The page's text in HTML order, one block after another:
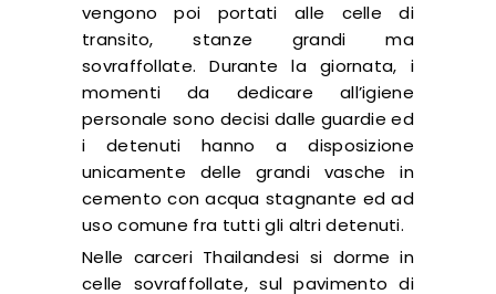
vengono poi portati alle celle di
transito, stanze grandi ma
sovraffollate. Durante la giornata, i
momenti da dedicare all’igiene
personale sono decisi dalle guardie ed
i detenuti hanno a disposizione
unicamente delle grandi vasche in
cemento con acqua stagnante ed ad
uso comune fra tutti gli altri detenuti.
Nelle carceri Thailandesi si dorme in
celle sovraffollate, sul pavimento di